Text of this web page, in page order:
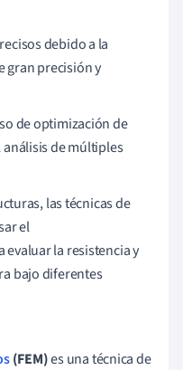
debido a la
gran precisión y
de optimización de
de múltiples
las técnicas de
el
evaluar la resistencia y
bajo diferentes
(FEM)es una técnica de